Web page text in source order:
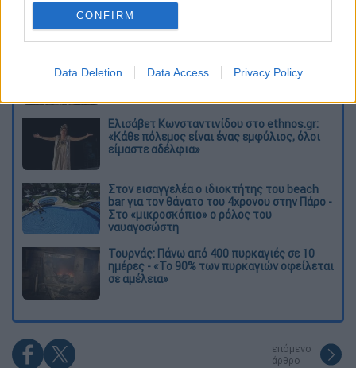
CONFIRM
Data Deletion Data Access Privacy Policy
Διαβάστε ακόμη
πλησίαζε τα 75 όταν τον αντάμωσε η δόξα –
Ελισάβετ Κωνσταντινίδου στο ethnos.gr:
«Κάθε πόλεμος είναι ένας εμφύλιος, όλοι
είμαστε αδέλφια»
Στον εισαγγελέα ο ιδιοκτήτης του beach
bar για τον θάνατο του 4χρονου στην Πάρο -
Στο «μικροσκόπιο» ο ρόλος του
ναυαγοσώστη
Τουρνάς: Πάνω από 400 πυρκαγιές σε 10
ημέρες - «Το 90% των πυρκαγιών οφείλεται
σε αμέλεια»
επόμενο
άρθρο